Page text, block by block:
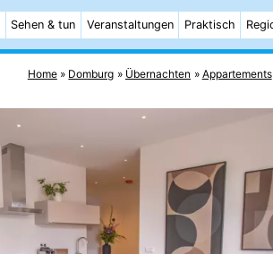
Sehen & tun Veranstaltungen Praktisch
Home Domburg Übernachten Appartements